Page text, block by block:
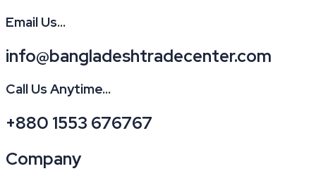
Email Us...
info@bangladeshtradecenter.com
Call Us Anytime...
+880 1553 676767
Company